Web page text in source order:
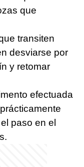
que
transiten
desviarse por
y retomar
efectuada
paso en el